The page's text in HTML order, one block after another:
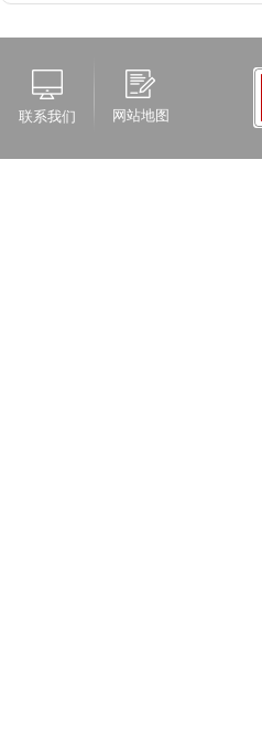
联系我们 网站地图